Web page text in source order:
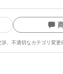
、不適切なカテゴリ変更